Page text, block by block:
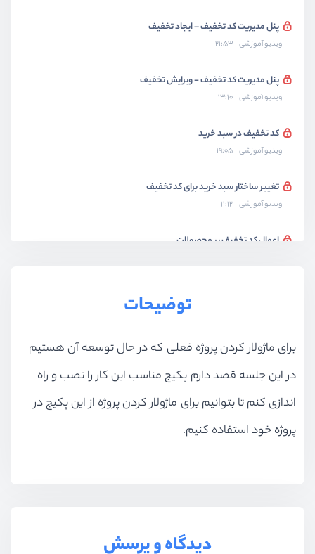
پنل مدیریت کد تخفیف – ایجاد تخفیف
ویدیو آموزشی 21:53
پنل مدیریت کد تخفیف - ویرایش تخفیف
ویدیو آموزشی 13:10
کد تخفیف در سبد خرید
ویدیو آموزشی 19:05
تغییر ساختار سبد خرید برای کد تخفیف
ویدیو آموزشی 11:12
اعمال کد تخفیف بر محصولات
اعمال کد تخفیف بر محصولات – بخش دوم
حذف تخفیف از سبد خرید
انتقال سبد خرید به ماژول‌ها
توضیحات
برای ماژولار کردن پروژه فعلی که در حال توسعه آن هستیم
در این جلسه قصد دارم پکیج مناسب این کار را نصب و راه
اندازی کنم تا بتوانیم برای ماژولار کردن پروژه از این پکیج در
پروژه خود استفاده کنیم.
دیدگاه و پرسش